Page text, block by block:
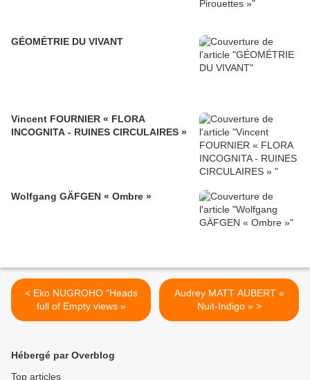
GÉOMÉTRIE DU VIVANT
Vincent FOURNIER « FLORA
INCOGNITA - RUINES CIRCULAIRES »
Wolfgang GÄFGEN « Ombre »
< Eko NUGROHO "Heads
full of Empty views »
Audrey MATT AUBERT «
Nuit-Indigo » >
Hébergé par Overblog
Top articles